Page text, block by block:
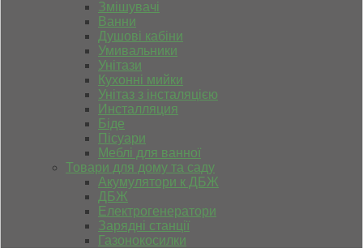
Змішувачі
Ванни
Душові кабіни
Умивальники
Унітази
Кухонні мийки
Унітаз з інсталяцією
Инсталляция
Біде
Пісуари
Меблі для ванної
Товари для дому та саду
Акумулятори к ДБЖ
ДБЖ
Електрогенератори
Зарядні станції
Газонокосилки